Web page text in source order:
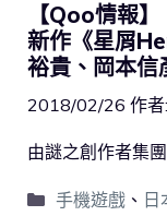
【Qoo情報
新作《星屑
裕貴、岡本信
2018/02/26 作者:
由謎之創作者集
手機遊戲、